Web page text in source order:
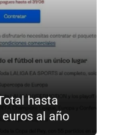
hasta
al año